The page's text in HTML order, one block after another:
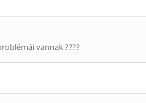
vannak ????